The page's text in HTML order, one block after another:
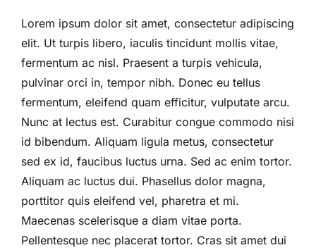
Lorem ipsum dolor sit amet, consectetur adipiscing
elit. Ut turpis libero, iaculis tincidunt mollis vitae,
fermentum ac nisl. Praesent a turpis vehicula,
pulvinar orci in, tempor nibh. Donec eu tellus
fermentum, eleifend quam efficitur, vulputate arcu.
Nunc at lectus est. Curabitur congue commodo nisi
id bibendum. Aliquam ligula metus, consectetur
sed ex id, faucibus luctus urna. Sed ac enim tortor.
Aliquam ac luctus dui. Phasellus dolor magna,
porttitor quis eleifend vel, pharetra et mi.
Maecenas scelerisque a diam vitae porta.
Pellentesque nec placerat tortor. Cras sit amet dui